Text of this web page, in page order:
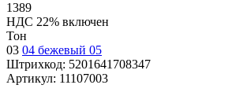
1389
НДС 22% включен
Тон
03 04 бежевый 05
Штрихкод: 5201641708347
Артикул: 11107003